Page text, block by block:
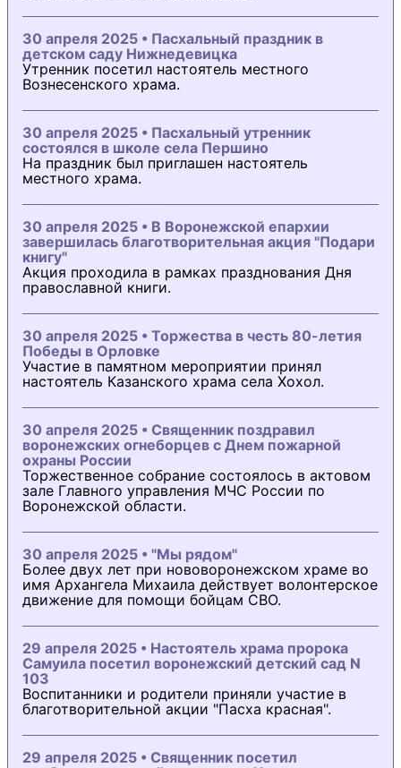
30 апреля 2025 • Пасхальный праздник в
детском саду Нижнедевицка
Утренник посетил настоятель местного
Вознесенского храма.
30 апреля 2025 • Пасхальный утренник
состоялся в школе села Першино
На праздник был приглашен настоятель
местного храма.
30 апреля 2025 • В Воронежской епархии
завершилась благотворительная акция "Подари
книгу"
Акция проходила в рамках празднования Дня
православной книги.
30 апреля 2025 • Торжества в честь 80-летия
Победы в Орловке
Участие в памятном мероприятии принял
настоятель Казанского храма села Хохол.
30 апреля 2025 • Священник поздравил
воронежских огнеборцев с Днем пожарной
охраны России
Торжественное собрание состоялось в актовом
зале Главного управления МЧС России по
Воронежской области.
30 апреля 2025 • "Мы рядом"
Более двух лет при нововоронежском храме во
имя Архангела Михаила действует волонтерское
движение для помощи бойцам СВО.
29 апреля 2025 • Настоятель храма пророка
Самуила посетил воронежский детский сад N
103
Воспитанники и родители приняли участие в
благотворительной акции "Пасха красная".
29 апреля 2025 • Священник посетил